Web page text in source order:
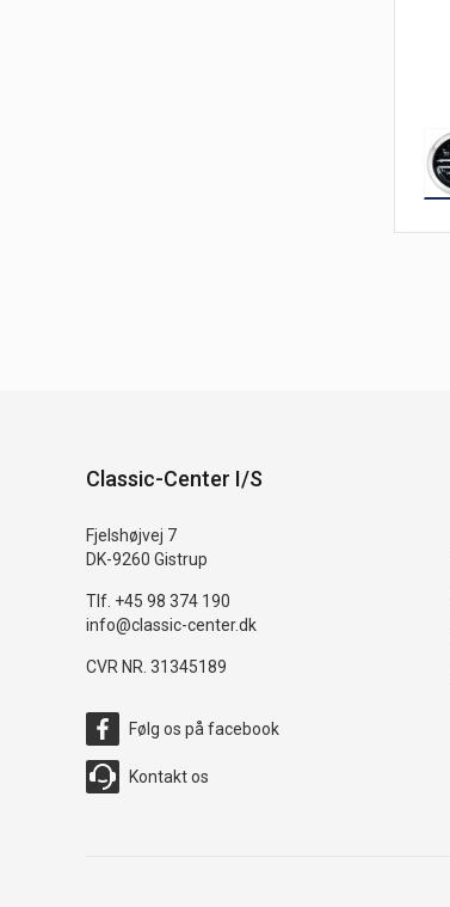
Classic-Center I/S
Fjelshøjvej 7
DK-9260 Gistrup
Tlf. +45 98 374 190
info@classic-center.dk
CVR NR. 31345189
Følg os på facebook
Kontakt os